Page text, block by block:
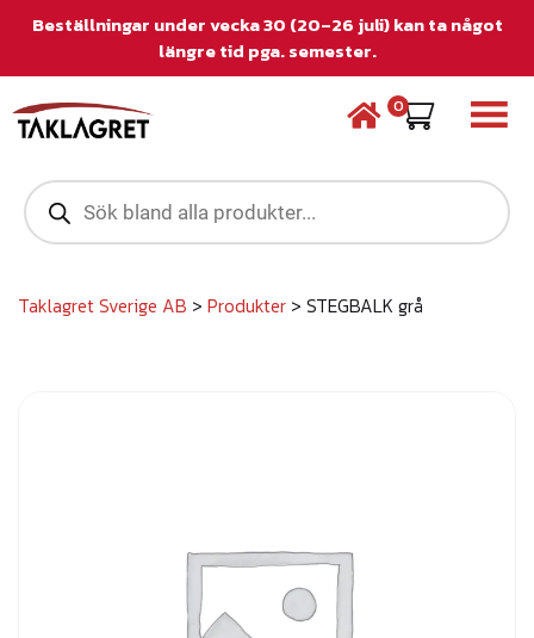
Beställningar under vecka 30 (20–26 juli) kan ta något
längre tid pga. semester.
0
P
r
o
c
Taklagret Sverige AB > Produkter > STEGBALK grå